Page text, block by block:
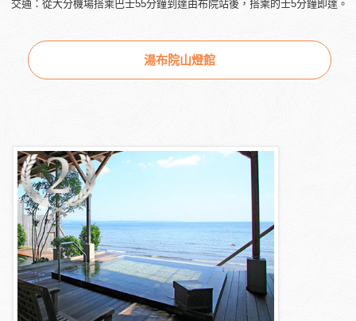
交通：從大分機場搭乘巴士55分鐘到達由布院站後，搭乘的士5分鐘即達。
湯布院山燈館